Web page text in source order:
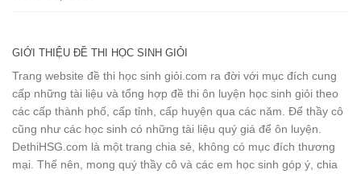
GIỚI THIỆU ĐỀ THI HỌC SINH GIỎI
Trang website đề thi học sinh giỏi.com ra đời với mục đích cung
cấp những tài liệu và tổng hợp đề thi ôn luyện học sinh giỏi theo
các cấp thành phố, cấp tỉnh, cấp huyện qua các năm. Để thầy cô
cũng như các học sinh có những tài liệu quý giá để ôn luyện.
DethiHSG.com là một trang chia sẻ, không có mục đích thương
mại. Thế nên, mong quý thầy cô và các em học sinh góp ý, chia